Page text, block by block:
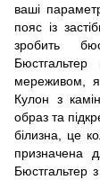
ваші
пояс із
зробить
Бюстгальтер
мереживом,
Кулон з
образ та
білизна, це
призначена
Бюстгальтер